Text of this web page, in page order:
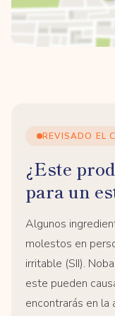
REVISADO EL
¿Este
para un
Algunos
molestos en
irritable (SII).
este pueden
encontrarás en la